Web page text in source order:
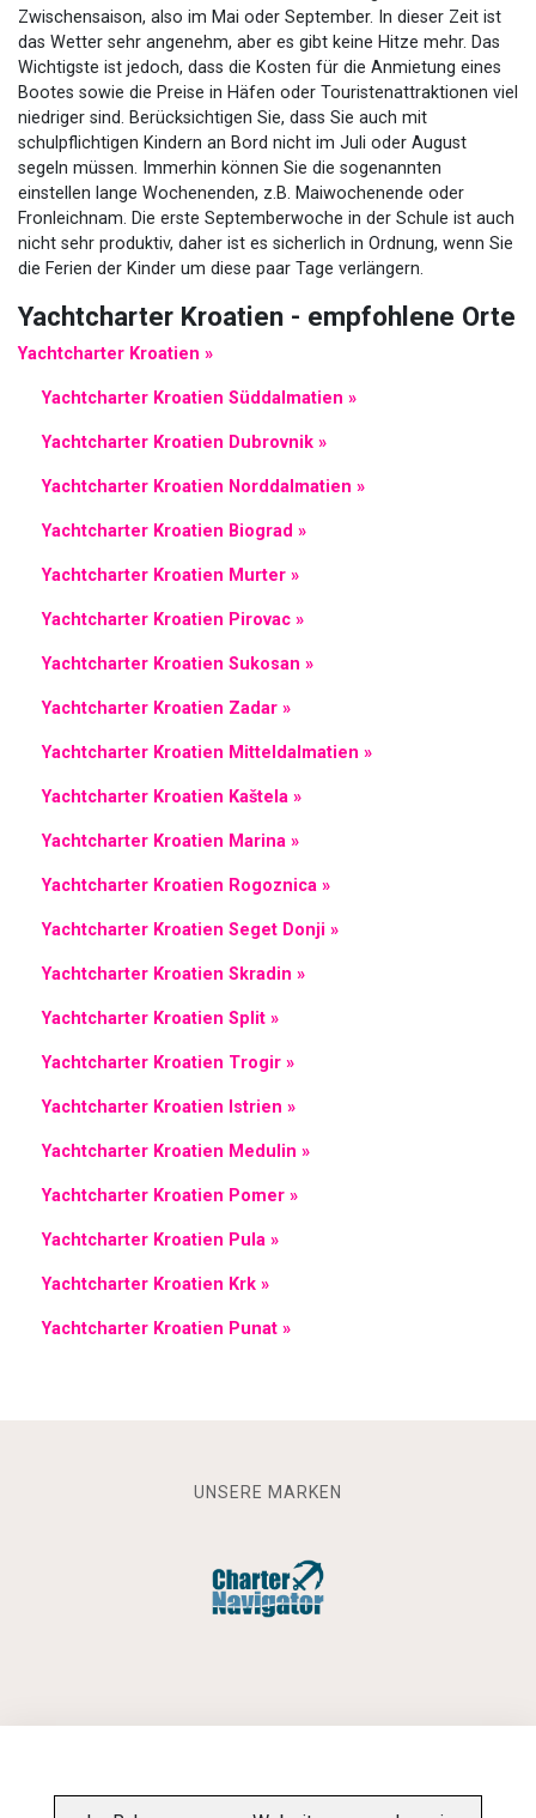
Zwischensaison, also im Mai oder September. In dieser Zeit ist
das Wetter sehr angenehm, aber es gibt keine Hitze mehr. Das
Wichtigste ist jedoch, dass die Kosten für die Anmietung eines
Bootes sowie die Preise in Häfen oder Touristenattraktionen viel
niedriger sind. Berücksichtigen Sie, dass Sie auch mit
schulpflichtigen Kindern an Bord nicht im Juli oder August
segeln müssen. Immerhin können Sie die sogenannten
einstellen lange Wochenenden, z.B. Maiwochenende oder
Fronleichnam. Die erste Septemberwoche in der Schule ist auch
nicht sehr produktiv, daher ist es sicherlich in Ordnung, wenn Sie
die Ferien der Kinder um diese paar Tage verlängern.
Yachtcharter Kroatien - empfohlene Orte
Yachtcharter Kroatien »
Yachtcharter Kroatien Süddalmatien »
Yachtcharter Kroatien Dubrovnik »
Yachtcharter Kroatien Norddalmatien »
Yachtcharter Kroatien Biograd »
Yachtcharter Kroatien Murter »
Yachtcharter Kroatien Pirovac »
Yachtcharter Kroatien Sukosan »
Yachtcharter Kroatien Zadar »
Yachtcharter Kroatien Mitteldalmatien »
Yachtcharter Kroatien Kaštela »
Yachtcharter Kroatien Marina »
Yachtcharter Kroatien Rogoznica »
Yachtcharter Kroatien Seget Donji »
Yachtcharter Kroatien Skradin »
Yachtcharter Kroatien Split »
Yachtcharter Kroatien Trogir »
Yachtcharter Kroatien Istrien »
Yachtcharter Kroatien Medulin »
Yachtcharter Kroatien Pomer »
Yachtcharter Kroatien Pula »
Yachtcharter Kroatien Krk »
Yachtcharter Kroatien Punat »
UNSERE MARKEN
INFORMATIONSPFLICHT